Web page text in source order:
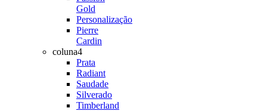
Gold
Personalização
Pierre
Cardin
coluna4
Prata
Radiant
Saudade
Silverado
Timberland